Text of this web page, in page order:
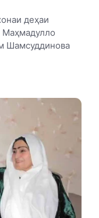
деҳаи
Маҳмадулло
Шамсуддинова